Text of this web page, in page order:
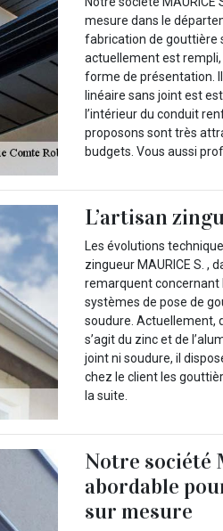
mesure dans le
fabrication de gouttière
actuellement est
forme de présentation.
linéaire sans joint est
l’intérieur du conduit
proposons sont très
budgets. Vous aussi
L’artisan
Les évolutions
zingueur MAURICE S. ,
remarquent concernant
systèmes de pose de
soudure. Actuellement,
s’agit du zinc et de
joint ni soudure, il
chez le client les
la suite.
Notre société
abordable
sur mesure